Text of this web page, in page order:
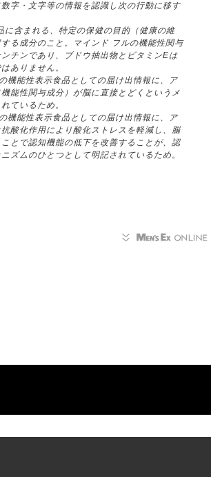
字・文字等の情報を認識し次の行動に移す
に含まれる、特定の保健の目的（健康の維
る成分のこと。マインド フルの機能性関与
チンであり、ブドウ抽出物とビタミンEは
ありません。
機能性表示食品としての届け出情報に、ア
能性関与成分）が脳に直接とどくというメ
ているため。
機能性表示食品としての届け出情報に、ア
酸化作用により酸化ストレスを軽減し、脳
とで認知機能の低下を改善することが、認
ズムのひとつとして明記されているため。